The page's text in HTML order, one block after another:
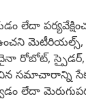
మెటీరియల్స్,
రోబోట్,
సమాచారాన్ని
లేదా